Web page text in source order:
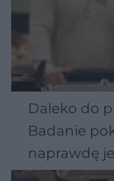
Daleko do
Badanie
naprawdę